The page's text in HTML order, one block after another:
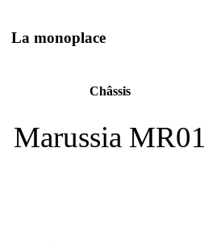
La monoplace
Châssis
Marussia MR01